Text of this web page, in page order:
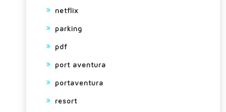
netflix
parking
pdf
port aventura
portaventura
resort